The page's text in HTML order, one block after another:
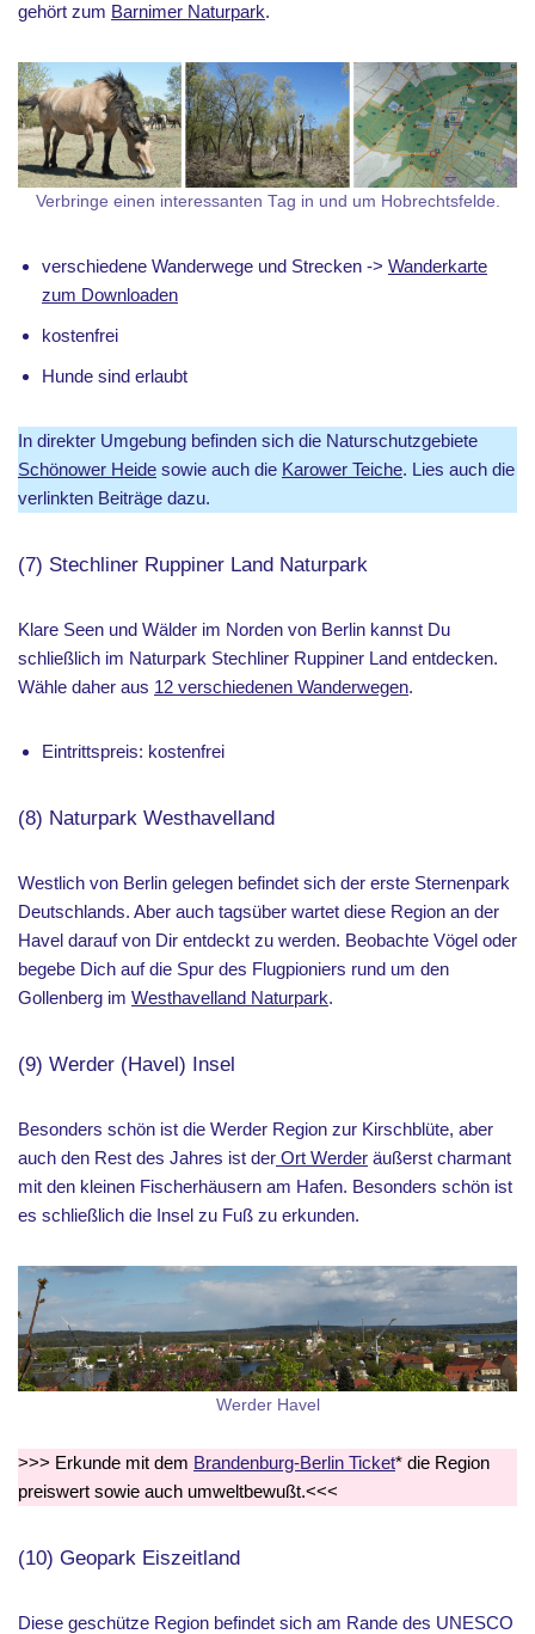
gehört zum Barnimer Naturpark.
Verbringe einen interessanten Tag in und um Hobrechtsfelde.
verschiedene Wanderwege und Strecken -> Wanderkarte
zum Downloaden
kostenfrei
Hunde sind erlaubt
In direkter Umgebung befinden sich die Naturschutzgebiete
Schönower Heide sowie auch die Karower Teiche. Lies auch die
verlinkten Beiträge dazu.
(7) Stechliner Ruppiner Land Naturpark
Klare Seen und Wälder im Norden von Berlin kannst Du
schließlich im Naturpark Stechliner Ruppiner Land entdecken.
Wähle daher aus 12 verschiedenen Wanderwegen.
Eintrittspreis: kostenfrei
(8) Naturpark Westhavelland
Westlich von Berlin gelegen befindet sich der erste Sternenpark
Deutschlands. Aber auch tagsüber wartet diese Region an der
Havel darauf von Dir entdeckt zu werden. Beobachte Vögel oder
begebe Dich auf die Spur des Flugpioniers rund um den
Gollenberg im Westhavelland Naturpark.
(9) Werder (Havel) Insel
Besonders schön ist die Werder Region zur Kirschblüte, aber
auch den Rest des Jahres ist der Ort Werder äußerst charmant
mit den kleinen Fischerhäusern am Hafen. Besonders schön ist
es schließlich die Insel zu Fuß zu erkunden.
Werder Havel
>>> Erkunde mit dem Brandenburg-Berlin Ticket* die Region
preiswert sowie auch umweltbewußt.<<<
(10) Geopark Eiszeitland
Diese geschütze Region befindet sich am Rande des UNESCO